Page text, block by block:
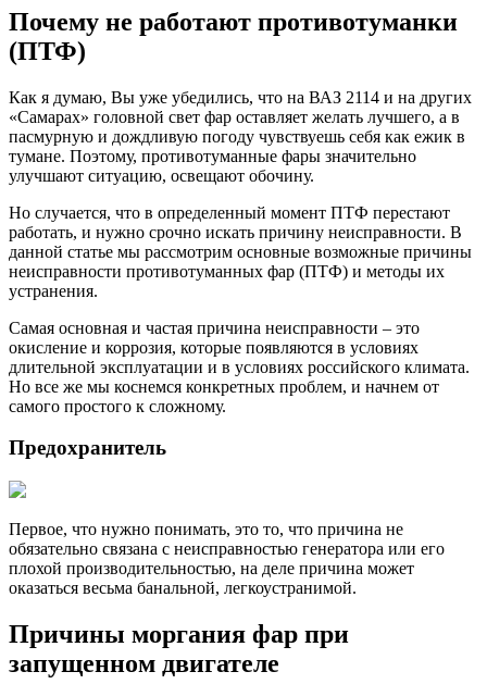
Почему не работают противотуманки
(ПТФ)
Как я думаю, Вы уже убедились, что на ВАЗ 2114 и на других
«Самарах» головной свет фар оставляет желать лучшего, а в
пасмурную и дождливую погоду чувствуешь себя как ежик в
тумане. Поэтому, противотуманные фары значительно
улучшают ситуацию, освещают обочину.
Но случается, что в определенный момент ПТФ перестают
работать, и нужно срочно искать причину неисправности. В
данной статье мы рассмотрим основные возможные причины
неисправности противотуманных фар (ПТФ) и методы их
устранения.
Самая основная и частая причина неисправности – это
окисление и коррозия, которые появляются в условиях
длительной эксплуатации и в условиях российского климата.
Но все же мы коснемся конкретных проблем, и начнем от
самого простого к сложному.
Предохранитель
Первое, что нужно понимать, это то, что причина не
обязательно связана с неисправностью генератора или его
плохой производительностью, на деле причина может
оказаться весьма банальной, легкоустранимой.
Причины моргания фар при
запущенном двигателе